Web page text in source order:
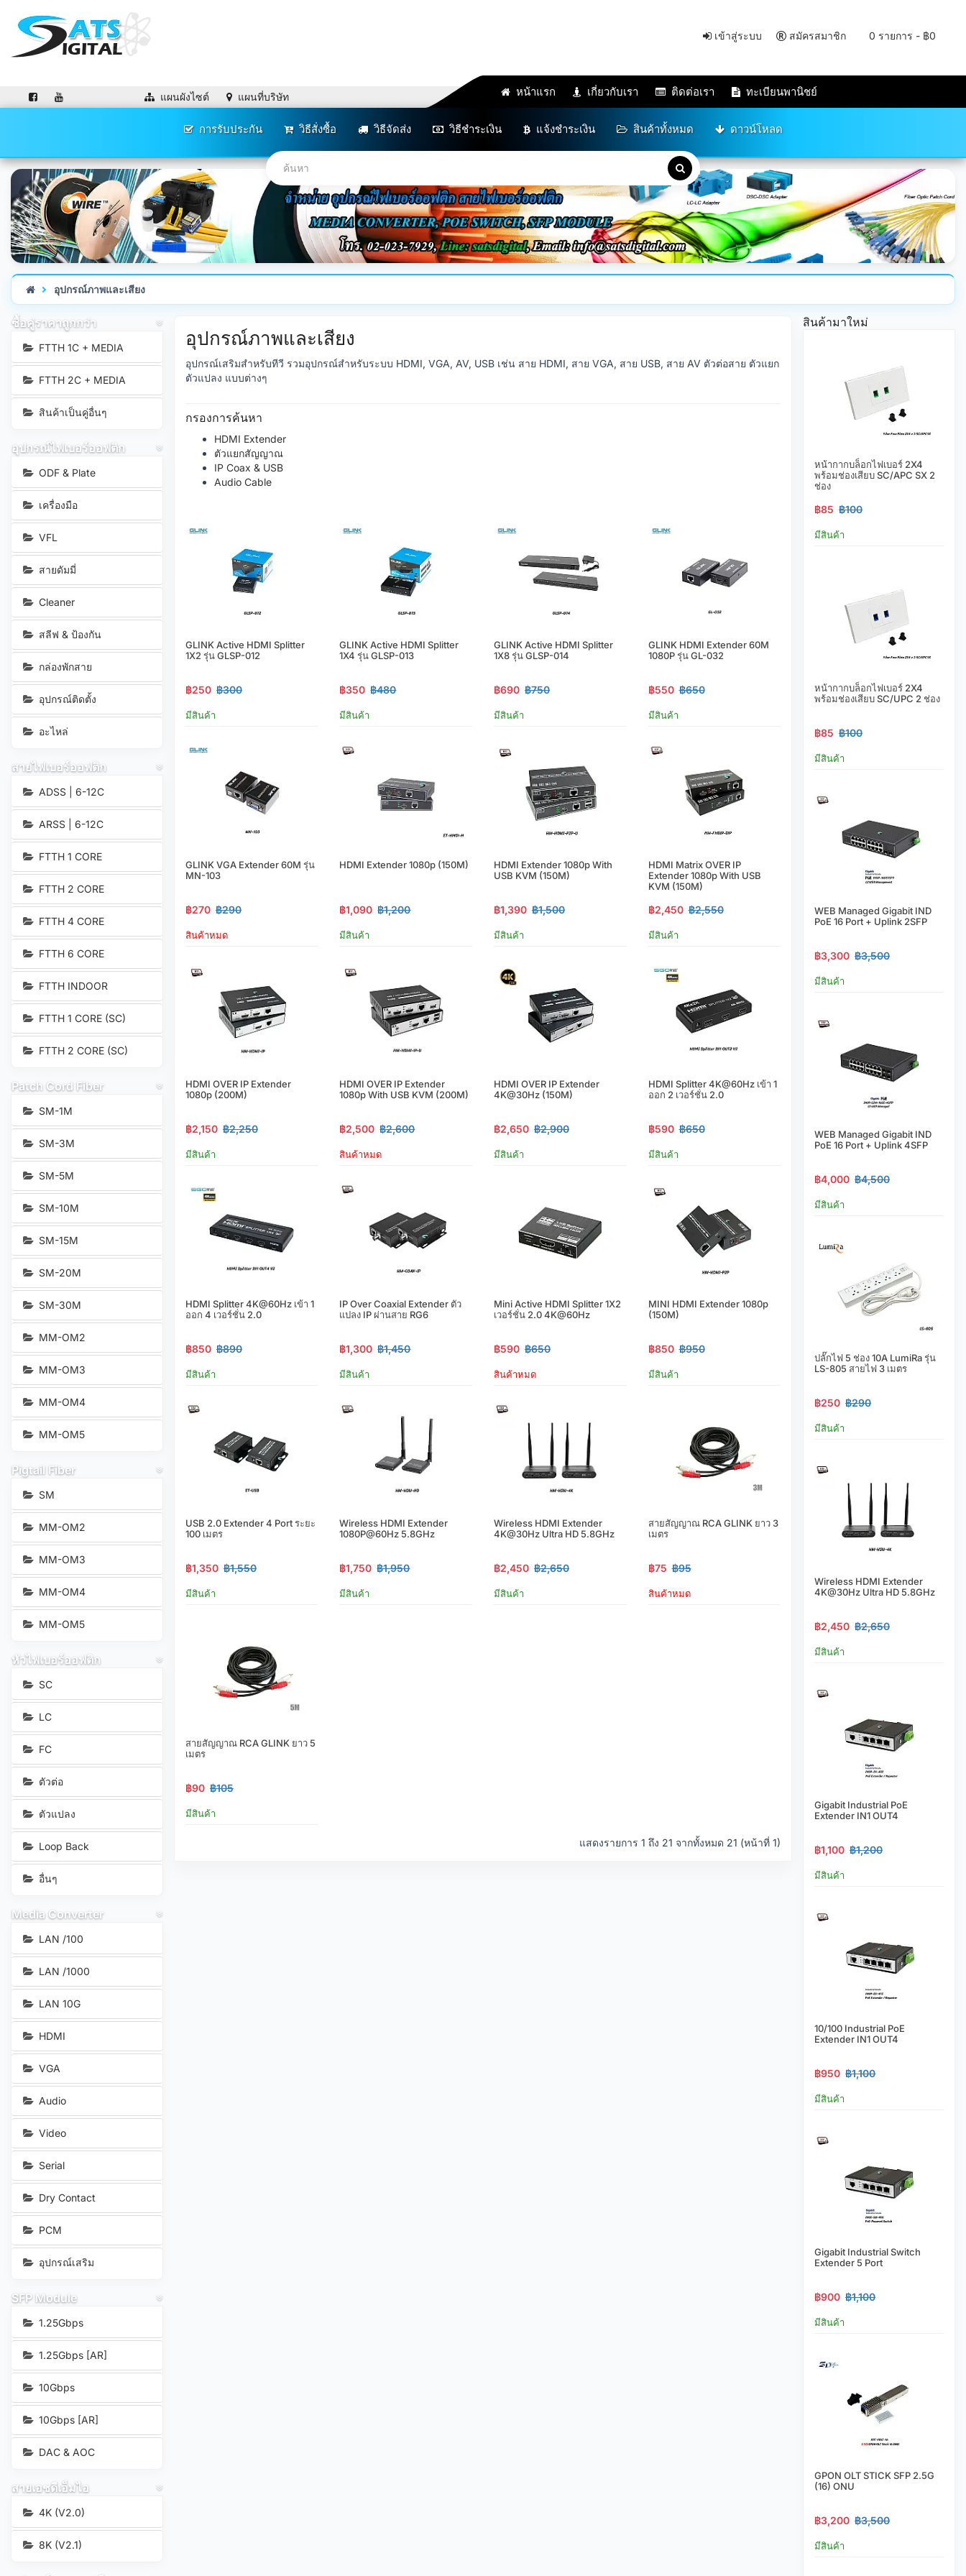
0 รายการ - ฿0
เข้าสู่ระบบ สมัครสมาชิก
แผนผังไซต์ แผนที่บริษัท หน้าแรก เกี่ยวกับเรา ติดต่อเรา ทะเบียนพานิชย์
การรับประกัน วิธีสั่งซื้อ วิธีจัดส่ง วิธีชำระเงิน แจ้งชำระเงิน สินค้าทั้งหมด ดาวน์โหลด
อุปกรณ์ภาพและเสียง
ซื้อคู่ราคาถูกกว่า
FTTH 1C + MEDIA
FTTH 2C + MEDIA
สินค้าเป็นคู่อื่นๆ
อุปกรณ์ไฟเบอร์ออฟติก
ODF & Plate
เครื่องมือ
VFL
สายดัมมี่
Cleaner
สลีฟ & ป้องกัน
กล่องพักสาย
อุปกรณ์ติดตั้ง
อะไหล่
สายไฟเบอร์ออฟติก
ADSS | 6-12C
ARSS | 6-12C
FTTH 1 CORE
FTTH 2 CORE
FTTH 4 CORE
FTTH 6 CORE
FTTH INDOOR
FTTH 1 CORE (SC)
FTTH 2 CORE (SC)
Patch Cord Fiber
SM-1M
SM-3M
SM-5M
SM-10M
SM-15M
SM-20M
SM-30M
MM-OM2
MM-OM3
MM-OM4
MM-OM5
Pigtail Fiber
SM
MM-OM2
MM-OM3
MM-OM4
MM-OM5
หัวไฟเบอร์ออฟติก
SC
LC
FC
ตัวต่อ
ตัวแปลง
Loop Back
อื่นๆ
Media Converter
LAN /100
LAN /1000
LAN 10G
HDMI
VGA
Audio
Video
Serial
Dry Contact
PCM
อุปกรณ์เสริม
SFP Module
1.25Gbps
1.25Gbps [AR]
10Gbps
10Gbps [AR]
DAC & AOC
สายเอชดีเอ็มไอ
4K (V2.0)
8K (V2.1)
อุปกรณ์ภาพและเสียง
อุปกรณ์เสริมสำหรับทีวี รวมอุปกรณ์สำหรับระบบ HDMI, VGA, AV, USB เช่น สาย HDMI, สาย VGA, สาย USB, สาย AV ตัวต่อสาย ตัวแยก
ตัวแปลง แบบต่างๆ
กรองการค้นหา
HDMI Extender
ตัวแยกสัญญาณ
IP Coax & USB
Audio Cable
GLINK Active HDMI Splitter
1X2 รุ่น GLSP-012
฿250 ฿300
มีสินค้า
GLINK Active HDMI Splitter
1X4 รุ่น GLSP-013
฿350 ฿480
มีสินค้า
GLINK Active HDMI Splitter
1X8 รุ่น GLSP-014
฿690 ฿750
มีสินค้า
GLINK HDMI Extender 60M
1080P รุ่น GL-032
฿550 ฿650
มีสินค้า
GLINK VGA Extender 60M รุ่น
MN-103
฿270 ฿290
สินค้าหมด
HDMI Extender 1080p (150M)
฿1,090 ฿1,200
มีสินค้า
HDMI Extender 1080p With
USB KVM (150M)
฿1,390 ฿1,500
มีสินค้า
HDMI Matrix OVER IP
Extender 1080p With USB
KVM (150M)
฿2,450 ฿2,550
มีสินค้า
HDMI OVER IP Extender
1080p (200M)
฿2,150 ฿2,250
มีสินค้า
HDMI OVER IP Extender
1080p With USB KVM (200M)
฿2,500 ฿2,600
สินค้าหมด
HDMI OVER IP Extender
4K@30Hz (150M)
฿2,650 ฿2,900
มีสินค้า
HDMI Splitter 4K@60Hz เข้า 1
ออก 2 เวอร์ชั่น 2.0
฿590 ฿650
มีสินค้า
HDMI Splitter 4K@60Hz เข้า 1
ออก 4 เวอร์ชั่น 2.0
฿850 ฿890
มีสินค้า
IP Over Coaxial Extender ตัว
แปลง IP ผ่านสาย RG6
฿1,300 ฿1,450
มีสินค้า
Mini Active HDMI Splitter 1X2
เวอร์ชั่น 2.0 4K@60Hz
฿590 ฿650
สินค้าหมด
MINI HDMI Extender 1080p
(150M)
฿850 ฿950
มีสินค้า
USB 2.0 Extender 4 Port ระยะ
100 เมตร
฿1,350 ฿1,550
มีสินค้า
Wireless HDMI Extender
1080P@60Hz 5.8GHz
฿1,750 ฿1,950
มีสินค้า
Wireless HDMI Extender
4K@30Hz Ultra HD 5.8GHz
฿2,450 ฿2,650
มีสินค้า
สายสัญญาณ RCA GLINK ยาว 3
เมตร
฿75 ฿95
สินค้าหมด
สายสัญญาณ RCA GLINK ยาว 5
เมตร
฿90 ฿105
มีสินค้า
แสดงรายการ 1 ถึง 21 จากทั้งหมด 21 (หน้าที่ 1)
สินค้ามาใหม่
หน้ากากบล็อกไฟเบอร์ 2X4
พร้อมช่องเสียบ SC/APC SX 2
ช่อง
฿85 ฿100
มีสินค้า
หน้ากากบล็อกไฟเบอร์ 2X4
พร้อมช่องเสียบ SC/UPC 2 ช่อง
฿85 ฿100
มีสินค้า
WEB Managed Gigabit IND
PoE 16 Port + Uplink 2SFP
฿3,300 ฿3,500
มีสินค้า
WEB Managed Gigabit IND
PoE 16 Port + Uplink 4SFP
฿4,000 ฿4,500
มีสินค้า
ปลั๊กไฟ 5 ช่อง 10A LumiRa รุ่น
LS-805 สายไฟ 3 เมตร
฿250 ฿290
มีสินค้า
Wireless HDMI Extender
4K@30Hz Ultra HD 5.8GHz
฿2,450 ฿2,650
มีสินค้า
Gigabit Industrial PoE
Extender IN1 OUT4
฿1,100 ฿1,200
มีสินค้า
10/100 Industrial PoE
Extender IN1 OUT4
฿950 ฿1,100
มีสินค้า
Gigabit Industrial Switch
Extender 5 Port
฿900 ฿1,100
มีสินค้า
GPON OLT STICK SFP 2.5G
(16) ONU
฿3,200 ฿3,500
มีสินค้า